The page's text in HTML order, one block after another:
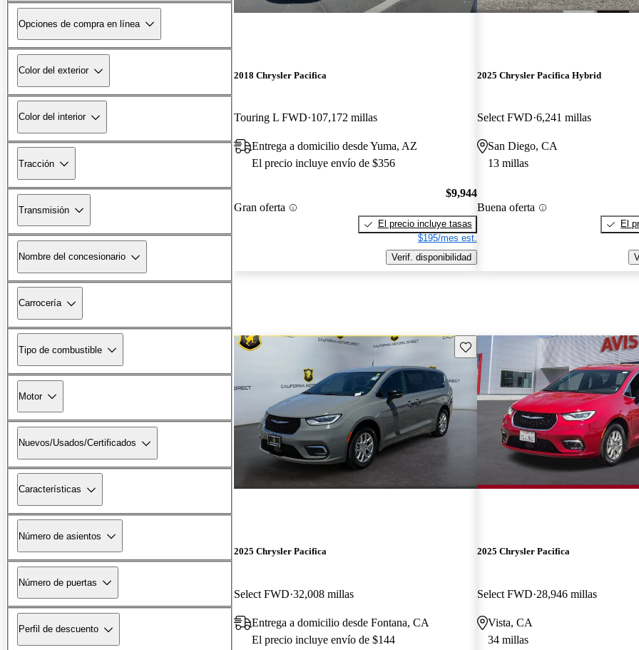
Opciones de compra en línea
Color del exterior
Color del interior
Tracción
Transmisión
Nombre del concesionario
Carrocería
Tipo de combustible
Motor
Nuevos/Usados/Certificados
Características
Número de asientos
Número de puertas
Perfil de descuento
2018 Chrysler Pacifica
Touring L FWD 107,172 millas
Entrega a domicilio desde Yuma, AZ
El precio incluye envío de $356
Gran oferta
$9,944
El precio incluye tasas
$195/mes est.
Verif. disponibilidad
2025 Chrysler Pacifica Hybrid
Select FWD 6,241 millas
San Diego, CA
13 millas
Buena oferta
El
Guarda este Aviso
2025 Chrysler Pacifica
Select FWD 32,008 millas
Entrega a domicilio desde Fontana, CA
El precio incluye envío de $144
2025 Chrysler Pacifica
Select FWD 28,946 millas
Vista, CA
34 millas